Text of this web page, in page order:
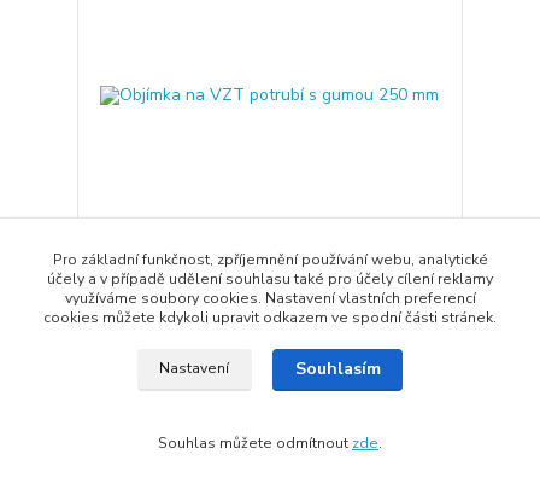
Objímka na VZT potrubí s gumou 250 mm
99 Kč/ks
Přidat do košíku
Pro základní funkčnost, zpříjemnění používání webu, analytické
účely a v případě udělení souhlasu také pro účely cílení reklamy
využíváme soubory cookies. Nastavení vlastních preferencí
cookies můžete kdykoli upravit odkazem ve spodní části stránek.
Nastavení Souhlasím
Souhlas můžete odmítnout zde.